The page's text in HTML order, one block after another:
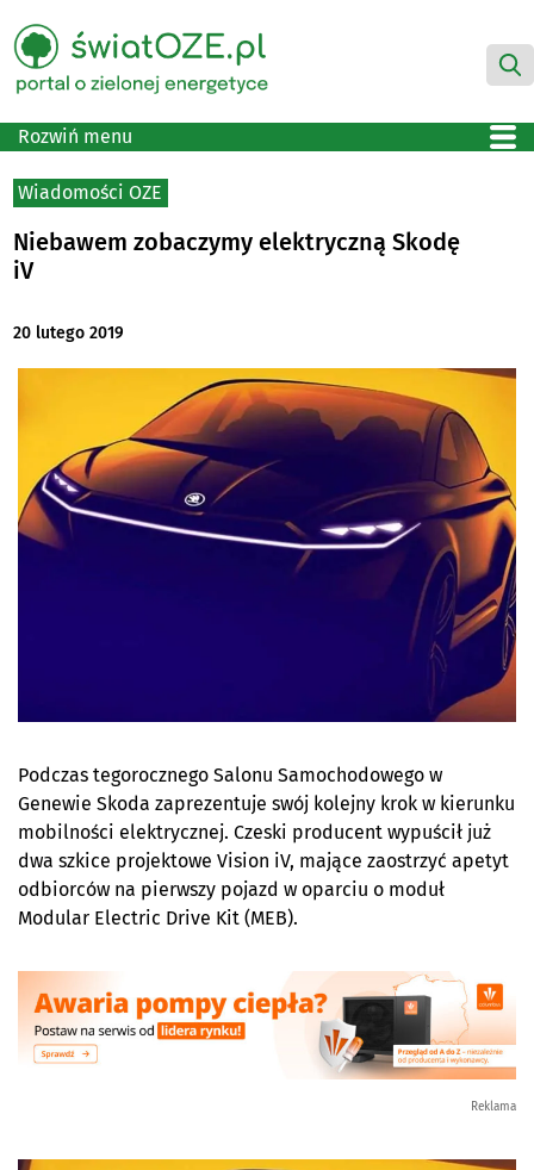
Rozwiń menu
Wiadomości OZE
Niebawem zobaczymy elektryczną Skodę
iV
20 lutego 2019
Podczas tegorocznego Salonu Samochodowego w
Genewie Skoda zaprezentuje swój kolejny krok w kierunku
mobilności elektrycznej. Czeski producent wypuścił już
dwa szkice projektowe Vision iV, mające zaostrzyć apetyt
odbiorców na pierwszy pojazd w oparciu o moduł
Modular Electric Drive Kit (MEB).
Reklama